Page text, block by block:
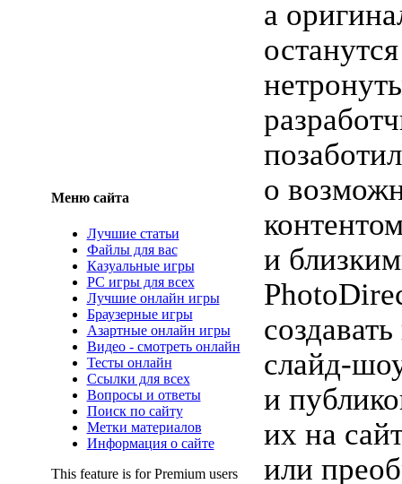
Меню сайта
Лучшие статьи
Файлы для вас
Казуальные игры
PC игры для всех
Лучшие онлайн игры
Браузерные игры
Азартные онлайн игры
Видео - смотреть онлайн
Тесты онлайн
Ссылки для всех
Вопросы и ответы
Поиск по сайту
Метки материалов
Информация о сайте
This feature is for Premium users
а
останутся
о
и
слайд-
и
их на
или